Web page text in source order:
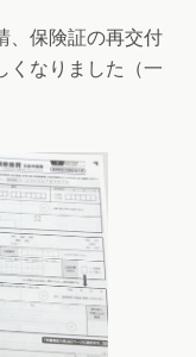
、保険証の再交付
くなりました（一